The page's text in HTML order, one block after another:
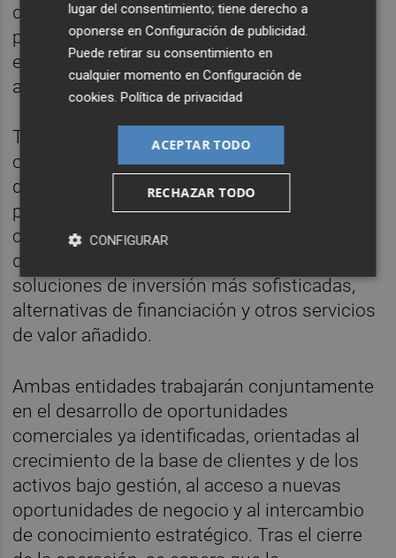
directivo y los empleados, aumentarán su
participación accionarial en la entidad hasta
el 15,5%, pasando a ser el segundo
accionista más importante.
Tras la operación, Singular Bank continuará
operando como una entidad independiente
dentro del mercado español de banca
privada, con una oferta de productos
complementaria a la de ING, especialmente
diseñada para clientes que requieren
soluciones de inversión más sofisticadas,
alternativas de financiación y otros servicios
de valor añadido.
Ambas entidades trabajarán conjuntamente
en el desarrollo de oportunidades
comerciales ya identificadas, orientadas al
crecimiento de la base de clientes y de los
activos bajo gestión, al acceso a nuevas
oportunidades de negocio y al intercambio
de conocimiento estratégico. Tras el cierre
lugar del consentimiento; tiene derecho a
oponerse enConfiguración de publicidad.
Puede retirar su consentimiento en
cualquier momento enConfiguración de
cookies.Política de privacidad
ACEPTAR TODO
RECHAZAR TODO
CONFIGURAR